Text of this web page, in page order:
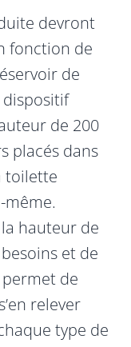
devront
fonction de
de
dispositif
de 200
placés dans
toilette
hauteur de
et de
de
relever
type de